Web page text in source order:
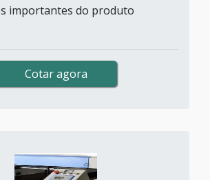
importantes do produto
Cotar agora